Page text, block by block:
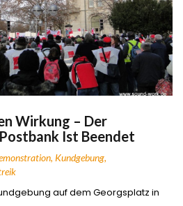
Wirkung – Der
Ist Beendet
, Kundgebung,
auf dem Georgsplatz in